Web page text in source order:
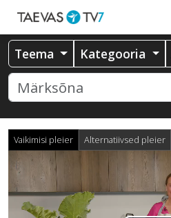
Teema Kategooria
Vaikimisi pleier Alternatiivsed pleier